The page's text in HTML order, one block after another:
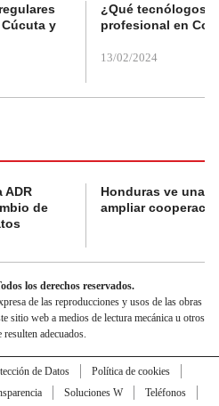
y
¿Qué tecnólogos
profesional en
13/02/2024
ADR
de
Honduras ve una
ampliar
los derechos reservados.
de las reproducciones y usos de las obras
sitio web a medios de lectura mecánica u otros
resulten adecuados.
de Datos
Política de cookies
Soluciones W
Teléfonos